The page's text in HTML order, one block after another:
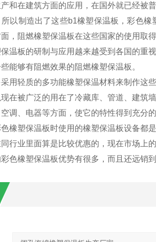
和在建筑方面的应用，在国外就已经被
以制造出了这些b1橡塑保温板，彩色
，阻燃橡塑保温板在这些国家的使用取
温板的研制与应用越来越受到各国的重
能够有阻燃效果的阻燃橡塑保温板。
用轻质的多功能橡塑保温材料来制作这
在被广泛的用在了冷藏库、管道、建筑
调、电器等方面，使它的特性得到充分的
橡塑保温板时使用的橡塑保温板设备都
行业里面算是比较优惠的，现在市场上
色橡塑保温板优势有很多，而且还远销